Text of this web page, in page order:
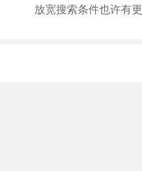
放宽搜索条件也许有